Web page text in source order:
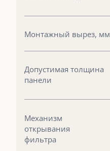
Монтажный вырез, мм
Допустимая толщина
панели
Механизм
открывания
фильтра